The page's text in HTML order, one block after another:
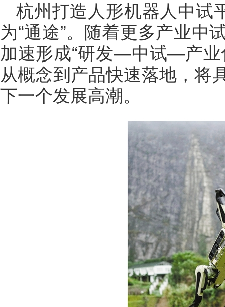
杭州打造人形机器人中试
为“通途”。随着更多产业中
加速形成“研发—中试—产业
从概念到产品快速落地，将
下一个发展高潮。